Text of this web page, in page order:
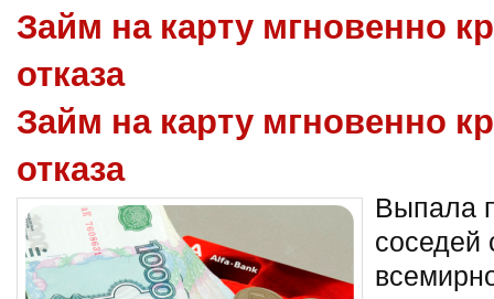
Займ на карту мгновенно
отказа
Займ на карту мгновенно
отказа
Выпала
соседей